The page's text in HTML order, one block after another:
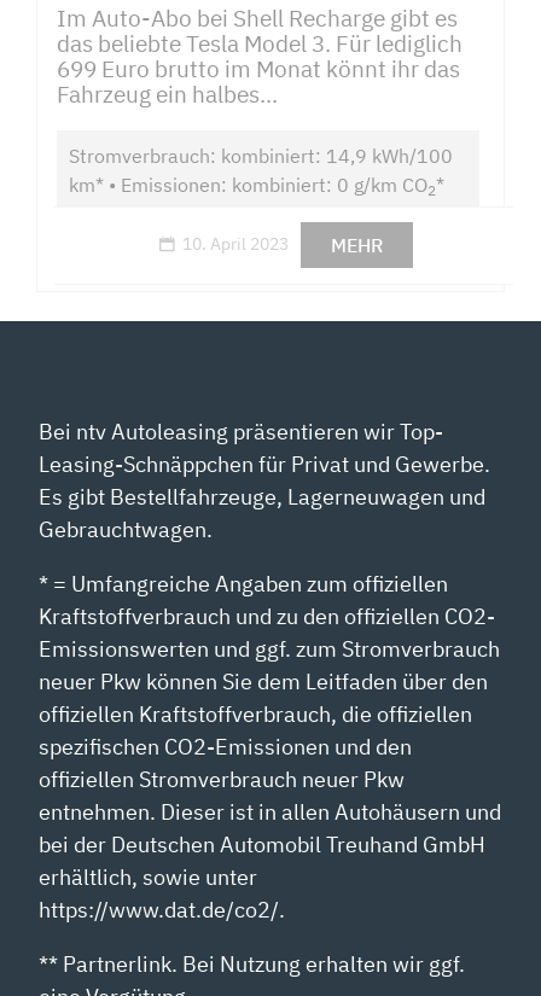
Im Auto-Abo bei Shell Recharge gibt es
das beliebte Tesla Model 3. Für lediglich
699 Euro brutto im Monat könnt ihr das
Fahrzeug ein halbes...
Stromverbrauch: kombiniert: 14,9 kWh/100
km* • Emissionen: kombiniert: 0 g/km CO2*
10. April 2023 MEHR
Bei ntv Autoleasing präsentieren wir Top-
Leasing-Schnäppchen für Privat und Gewerbe.
Es gibt Bestellfahrzeuge, Lagerneuwagen und
Gebrauchtwagen.
* = Umfangreiche Angaben zum offiziellen
Kraftstoffverbrauch und zu den offiziellen CO2-
Emissionswerten und ggf. zum Stromverbrauch
neuer Pkw können Sie dem Leitfaden über den
offiziellen Kraftstoffverbrauch, die offiziellen
spezifischen CO2-Emissionen und den
offiziellen Stromverbrauch neuer Pkw
entnehmen. Dieser ist in allen Autohäusern und
bei der Deutschen Automobil Treuhand GmbH
erhältlich, sowie unter
https://www.dat.de/co2/.
** Partnerlink. Bei Nutzung erhalten wir ggf.